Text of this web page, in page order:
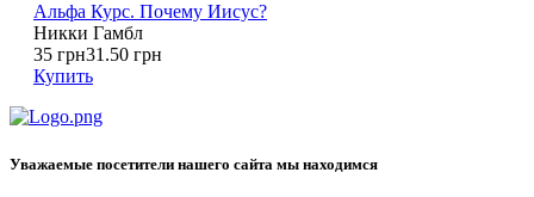
Альфа Курс. Почему Иисус?
Никки Гамбл
35 грн31.50 грн
Купить
Уважаемые посетители нашего сайта мы находимся